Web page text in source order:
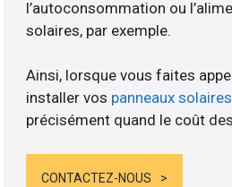
l’autoconsommation ou
solaires, par exemple.
Ainsi, lorsque vous faites
installer vos panneaux solaires
précisément quand le coût
CONTACTEZ-NOUS